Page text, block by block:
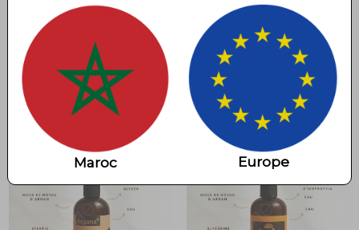
69,00 MAD
118,80 MAD
Thé Vert • Verveine • Menthe • 100%
sans Sulfates • Parabènes •
Colorants • Huile de silicone •
Alcool • Phosphates • Huile
minérale • 400 ml
39,00 MAD
70,80 MAD
Fleur d'Oranger • Rose •
Mandarine • 100% sans Sulfates •
Parabens • Colorants • Silicone Oil
• Alcohol • Phosphates • Mineral
Oil • 200 ml Cet article n'est pas
disponible pour une livraison
internationale.
Maroc Europe